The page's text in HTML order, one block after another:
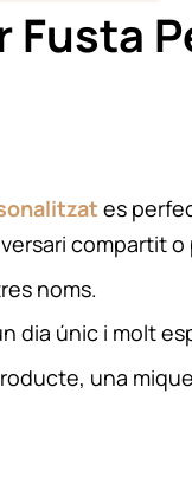
Fusta
es
compartit o
noms.
dia únic i molt
una